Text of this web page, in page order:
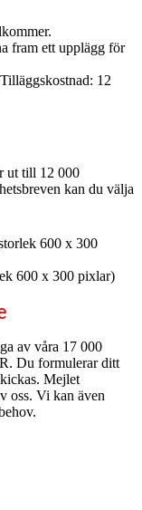
fram ett upplägg för
12
ut till 12 000
kan du välja
600 x 300
600 x 300 pixlar)
av våra 17 000
Du formulerar ditt
Mejlet
oss. Vi kan även